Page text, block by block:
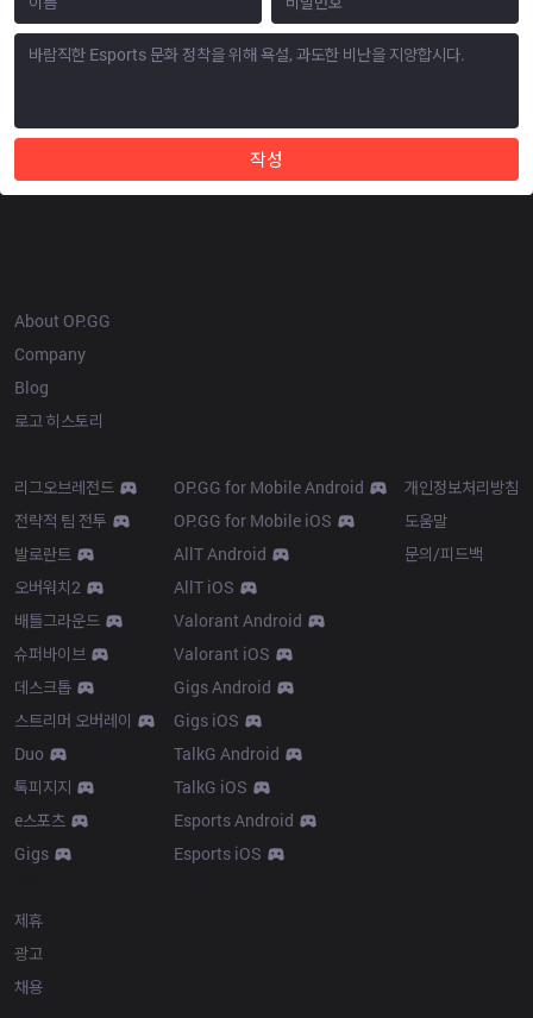
작성
About OP.GG
Company
Blog
로고 히스토리
리그오브레전드
전략적 팀 전투
발로란트
오버워치2
배틀그라운드
슈퍼바이브
데스크톱
스트리머 오버레이
Duo
톡피지지
e스포츠
Gigs
OP.GG for Mobile Android
OP.GG for Mobile iOS
AllT Android
AllT iOS
Valorant Android
Valorant iOS
Gigs Android
Gigs iOS
TalkG Android
TalkG iOS
Esports Android
Esports iOS
개인정보처리방침
도움말
문의/피드백
제휴
광고
채용